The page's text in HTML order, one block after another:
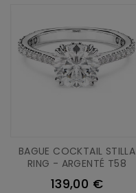
BAGUE COCKTAIL STILLA
RING - ARGENTÉ T58
139,00 €